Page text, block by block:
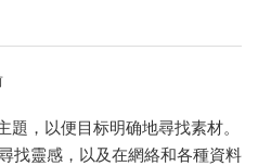
，以便目标明确地尋找素材。
找靈感，以及在網絡和各種資料